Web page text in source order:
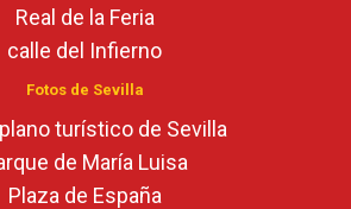
Real de la Feria
calle del Infierno
Fotos de Sevilla
turístico de Sevilla
de María Luisa
Plaza de España